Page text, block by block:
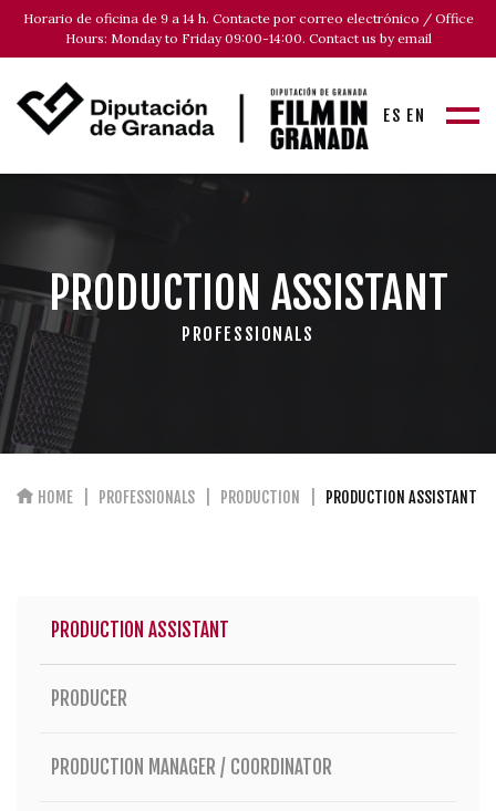
Horario de oficina de 9 a 14 h. Contacte por correo electrónico / Office
Hours: Monday to Friday 09:00-14:00. Contact us by email
ES EN
PRODUCTION ASSISTANT
PROFESSIONALS
HOME PROFESSIONALS PRODUCTION PRODUCTION ASSISTANT
PRODUCTION ASSISTANT
PRODUCER
PRODUCTION MANAGER / COORDINATOR